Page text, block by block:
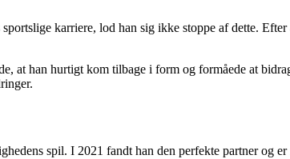
karriere, lod han sig ikke stoppe af dette.
at han hurtigt kom tilbage i form og formåede at
spil. I 2021 fandt han den perfekte partner og